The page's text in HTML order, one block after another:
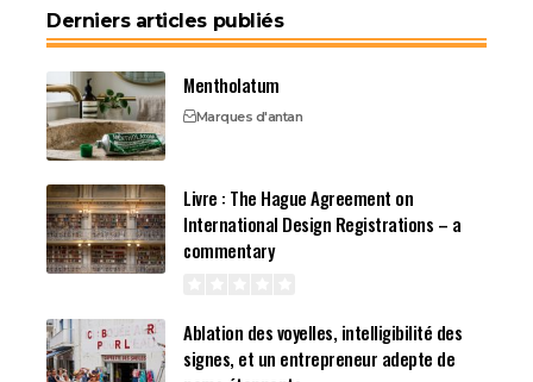
Derniers articles publiés
Mentholatum
Marques d'antan
Livre : The Hague Agreement on
International Design Registrations – a
commentary
Ablation des voyelles, intelligibilité des
signes, et un entrepreneur adepte de